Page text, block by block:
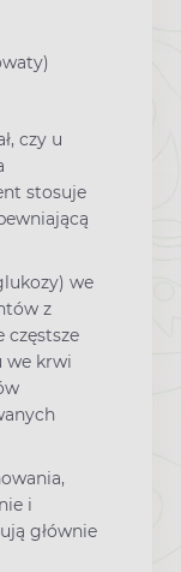
czy u
stosuje
we
z
częstsze
we krwi
i
głównie